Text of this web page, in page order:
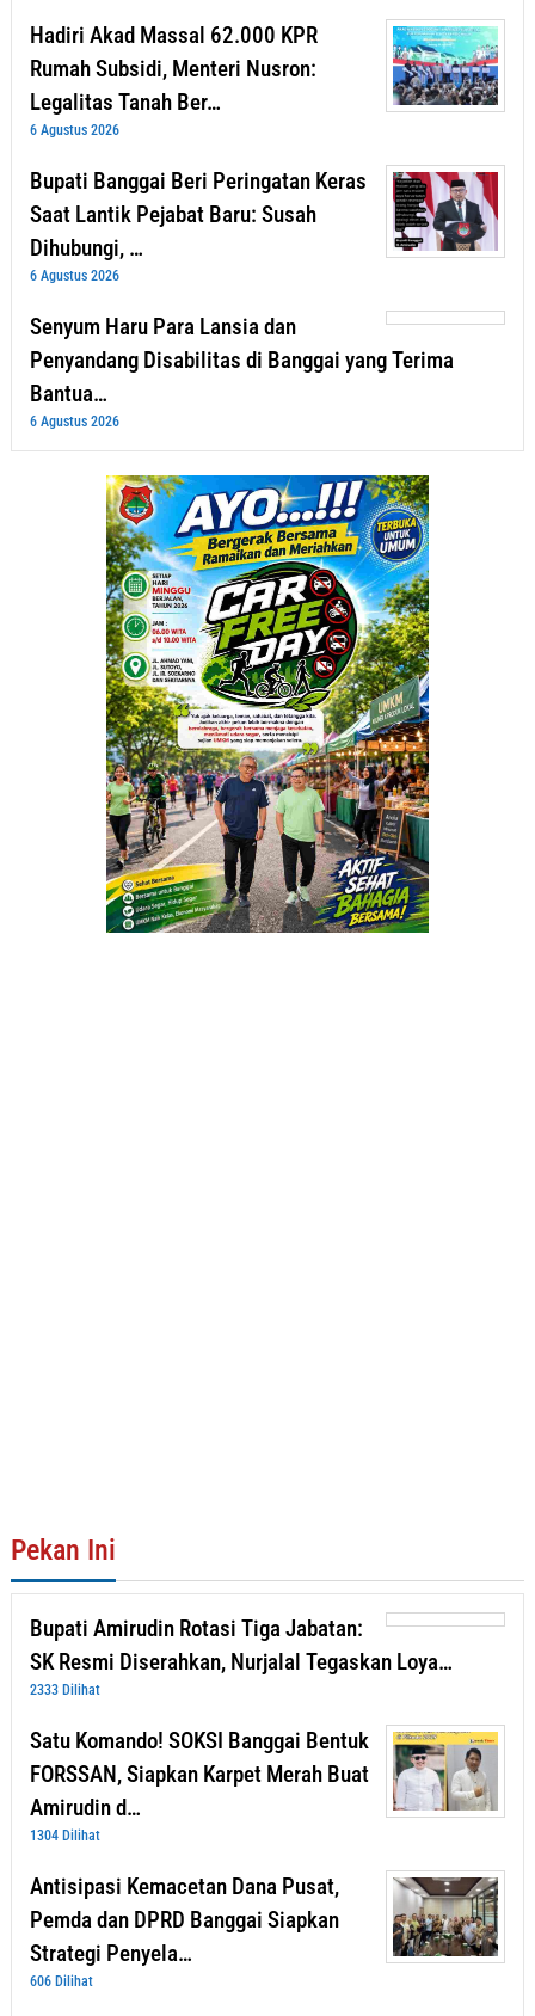
Hadiri Akad Massal 62.000 KPR
Rumah Subsidi, Menteri Nusron:
Legalitas Tanah Ber…
6 Agustus 2026
Bupati Banggai Beri Peringatan Keras
Saat Lantik Pejabat Baru: Susah
Dihubungi, …
6 Agustus 2026
Senyum Haru Para Lansia dan
Penyandang Disabilitas di Banggai yang Terima
Bantua…
6 Agustus 2026
Pekan Ini
Bupati Amirudin Rotasi Tiga Jabatan:
SK Resmi Diserahkan, Nurjalal Tegaskan Loya…
2333 Dilihat
Satu Komando! SOKSI Banggai Bentuk
FORSSAN, Siapkan Karpet Merah Buat
Amirudin d…
1304 Dilihat
Antisipasi Kemacetan Dana Pusat,
Pemda dan DPRD Banggai Siapkan
Strategi Penyela…
606 Dilihat